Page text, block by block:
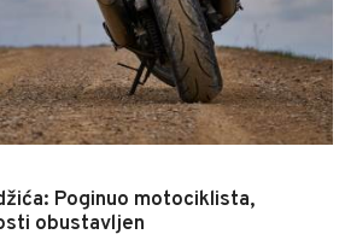
Poginuo motociklista,
obustavljen